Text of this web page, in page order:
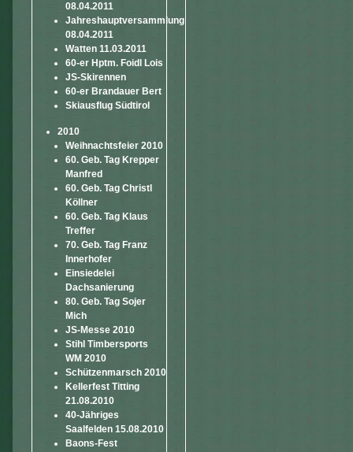
08.04.2011
Jahreshauptversammlung
08.04.2011
Watten 11.03.2011
60-er Hptm. Foidl Lois
JS-Skirennen
60-er Brandauer Bert
Skiausflug Südtirol
2010
Weihnachtsfeier 2010
60. Geb. Tag Krepper
Manfred
60. Geb. Tag Christl
Köllner
60. Geb. Tag Klaus
Treffer
70. Geb. Tag Franz
Innerhofer
Einsiedelei
Dachsanierung
80. Geb. Tag Sojer
Mich
JS-Messe 2010
Stihl Timbersports
WM 2010
Schützenmarsch 2010
Kellerfest Titting
21.08.2010
40-Jähriges
Saalfelden 15.08.2010
Baons-Fest